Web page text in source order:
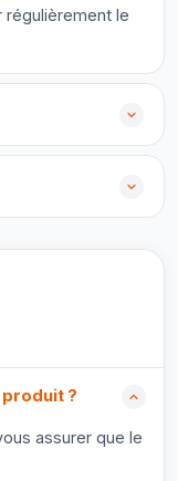
régulièrement le
?
assurer que le